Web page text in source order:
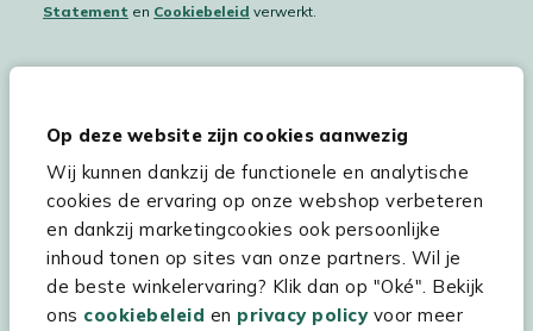
Op deze website zijn cookies aanwezig
Wij kunnen dankzij de functionele en analytische
cookies de ervaring op onze webshop verbeteren
en dankzij marketingcookies ook persoonlijke
inhoud tonen op sites van onze partners. Wil je
de beste winkelervaring? Klik dan op "Oké". Bekijk
ons cookiebeleid en privacy policyvoor meer
Statement en Cookiebeleid verwerkt.
Hulp & service
Assortiment
Kees Smit Tuinmeubelen
Experience Stores XXL